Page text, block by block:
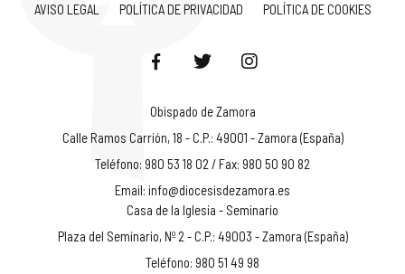
AVISO LEGAL POLÍTICA DE PRIVACIDAD POLÍTICA DE COOKIES
Obispado de Zamora
Calle Ramos Carrión, 18 - C.P.: 49001 - Zamora (España)
Teléfono: 980 53 18 02 / Fax: 980 50 90 82
Email: info@diocesisdezamora.es
Casa de la Iglesia - Seminario
Plaza del Seminario, Nº 2 - C.P.: 49003 - Zamora (España)
Teléfono: 980 51 49 98